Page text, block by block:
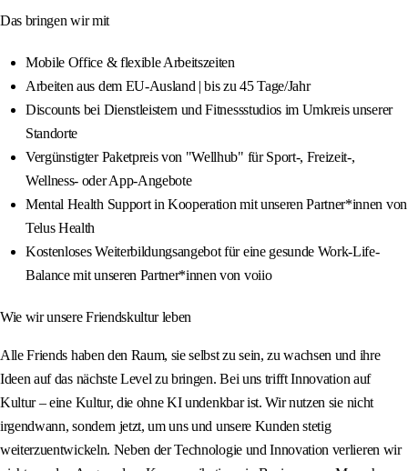
Das bringen wir mit
Mobile Office & flexible Arbeitszeiten
Arbeiten aus dem EU-Ausland | bis zu 45 Tage/Jahr
Discounts bei Dienstleistern und Fitnessstudios im Umkreis unserer
Standorte
Vergünstigter Paketpreis von "Wellhub" für Sport-, Freizeit-,
Wellness- oder App-Angebote
Mental Health Support in Kooperation mit unseren Partner*innen von
Telus Health
Kostenloses Weiterbildungsangebot für eine gesunde Work-Life-
Balance mit unseren Partner*innen von voiio
Wie wir unsere Friendskultur leben
Alle Friends haben den Raum, sie selbst zu sein, zu wachsen und ihre
Ideen auf das nächste Level zu bringen. Bei uns trifft Innovation auf
Kultur – eine Kultur, die ohne KI undenkbar ist. Wir nutzen sie nicht
irgendwann, sondern jetzt, um uns und unsere Kunden stetig
weiterzuentwickeln. Neben der Technologie und Innovation verlieren wir